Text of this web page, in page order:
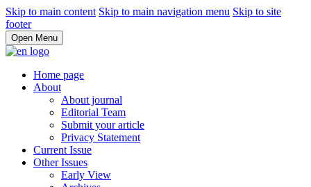
Skip to main content Skip to main navigation menu Skip to site
footer
Open Menu
Home page
About
About journal
Editorial Team
Submit your article
Privacy Statement
Current Issue
Other Issues
Early View